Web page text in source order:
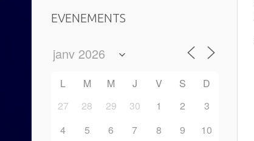
EVENEMENTS
L M M J V S
D
27
28 29 30 1 2
3
4
5 6 7 8 9
10